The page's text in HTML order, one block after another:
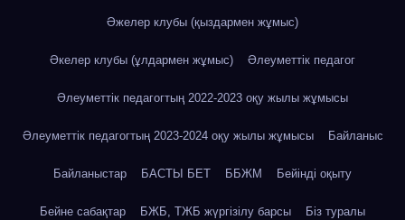
Әжелер клубы (қыздармен жұмыс)
Әкелер клубы (ұлдармен жұмыс) Әлеуметтік педагог
Әлеуметтік педагогтың 2022-2023 оқу жылы жұмысы
Әлеуметтік педагогтың 2023-2024 оқу жылы жұмысы Байланыс
Байланыстар БАСТЫ БЕТ ББЖМ Бейінді оқыту
Бейне сабақтар БЖБ, ТЖБ жүргізілу барсы Біз туралы